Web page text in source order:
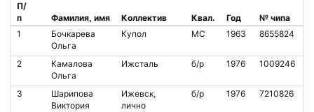
П/
п
Фамилия, имя Коллектив Квал. Год
№ чипа
1
Бочкарева
Ольга
Купол МС 1963 8655824
2
Камалова
Ольга
Ижсталь б/р 1976 1009246
3
Шарипова
Виктория
Ижевск,
лично
б/р 1976 7210826